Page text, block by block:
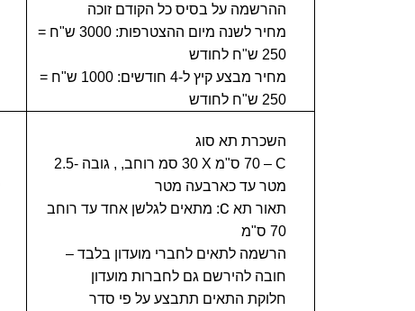
ההרשמה על בסיס כל הקודם זוכה
מחיר לשנה מיום ההצטרפות: 3000 ש"ח =
250 ש"ח לחודש
מחיר מבצע קיץ ל-4 חודשים: 1000 ש"ח =
250 ש"ח לחודש
השכרת תא סוג
C – 70 ס"מ X
30 סמ רוחב, , גובה -2.5
מטר עד כארבעה מטר
תאור תא C
: מתאים לגלשן אחד עד רוחב
70 ס"מ
הרשמה לתאים לחברי מועדון בלבד –
חובה להירשם גם לחברות מועדון
חלוקת התאים תתבצע על פי סדר